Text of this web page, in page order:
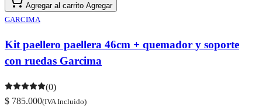
Agregar al carrito Agregar
GARCIMA
Kit paellero paellera 46cm + quemador y soporte
con ruedas Garcima
(0)
$ 785.000(IVA Incluido)